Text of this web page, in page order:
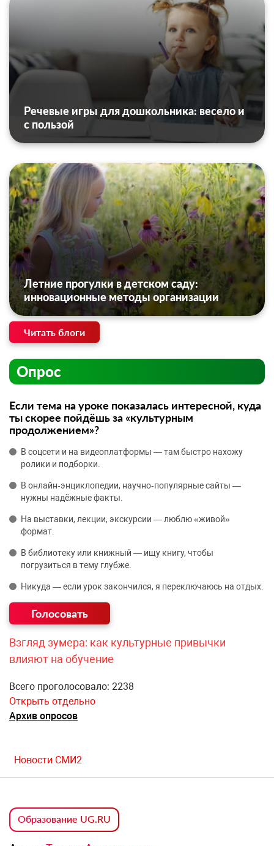
Речевые игры для дошкольника: весело и
с пользой
Летние прогулки в детском саду:
инновационные методы организации
Читать блоги
Опрос
Если тема на уроке показалась интересной, куда
ты скорее пойдёшь за «культурным
продолжением»?
В соцсети и на видеоплатформы — там быстро нахожу
ролики и подборки.
В онлайн‑энциклопедии, научно‑популярные сайты —
нужны надёжные факты.
На выставки, лекции, экскурсии — люблю «живой»
формат.
В библиотеку или книжный — ищу книгу, чтобы
погрузиться в тему глубже.
Никуда — если урок закончился, я переключаюсь на отдых.
Взгляд зумера: как культурные привычки
влияют на обучение
Всего проголосовало: 2238
Открыть отдельно
Архив опросов
Новости СМИ2
Образование UG.RU